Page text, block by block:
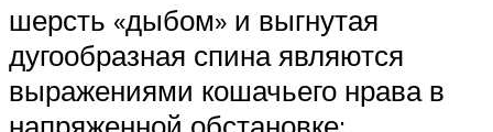
шерсть «дыбом» и выгнутая
дугообразная спина являются
выражениями кошачьего нрава в